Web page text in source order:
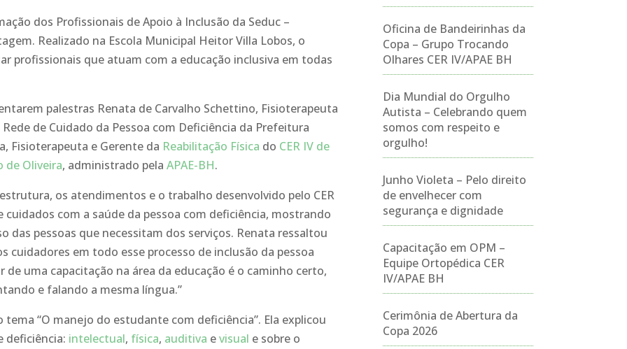
dos Profissionais de Apoio à Inclusão da Seduc –
Realizado na Escola Municipal Heitor Villa Lobos, o
profissionais que atuam com a educação inclusiva em todas
palestras Renata de Carvalho Schettino, Fisioterapeuta
de Cuidado da Pessoa com Deficiência da Prefeitura
Fisioterapeuta e Gerente da Reabilitação Física do CER IV de
de Oliveira, administrado pelaAPAE-BH.
os atendimentos e o trabalho desenvolvido pelo CER
com a saúde da pessoa com deficiência, mostrando
das pessoas que necessitam dos serviços. Renata ressaltou
cuidadores em todo esse processo de inclusão da pessoa
de uma capacitação na área da educação é o caminho certo,
e falando a mesma língua.”
“O manejo do estudante com deficiência”. Ela explicou
deficiência: intelectual, física, auditiva evisual e sobre o
Oficina de Bandeirinhas da
Copa – Grupo Trocando
Olhares CER IV/APAE BH
Dia Mundial do Orgulho
Autista – Celebrando quem
somos com respeito e
orgulho!
Junho Violeta – Pelo direito
de envelhecer com
segurança e dignidade
Capacitação em OPM –
Equipe Ortopédica CER
IV/APAE BH
Cerimônia de Abertura da
Copa 2026